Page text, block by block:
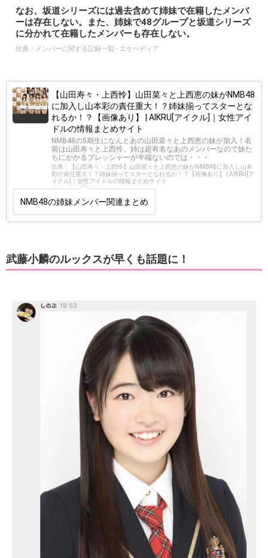
なお、坂道シリーズには過去含めて姉妹で在籍したメンバ
ーは存在しない。また、姉妹で48グループと坂道シリーズ
に分かれて在籍したメンバーも存在しない。
出典： メンバーに関する記録一覧 - エケペディア
【山田寿々・上西怜】山田菜々と上西恵の妹がNMB48
に加入し山本彩の責任重大！？姉妹揃ってスターとな
れるか！？【画像あり】 | AIKRU[アイクル]｜女性アイ
ドルの情報まとめサイト
NMB48の5期生になんとあの山田菜々と上西恵の妹が加入！名
前は山田寿々と上西怜。姉は超有名なあのメンバーなので妹た
ちにかかるプレッシャーが半端ないのでは・・・
出典：【山田寿々・上西怜】山田菜々と上西恵の妹がNMB48に加入し山本
彩の責任重大！？姉妹揃ってスターとなれるか！？【画像あり】 | AIKRU[ア
イクル]｜女性アイドルの情報まとめサイト
NMB48の姉妹メンバー関連まとめ
武藤小麟のルックスが早くも話題に！